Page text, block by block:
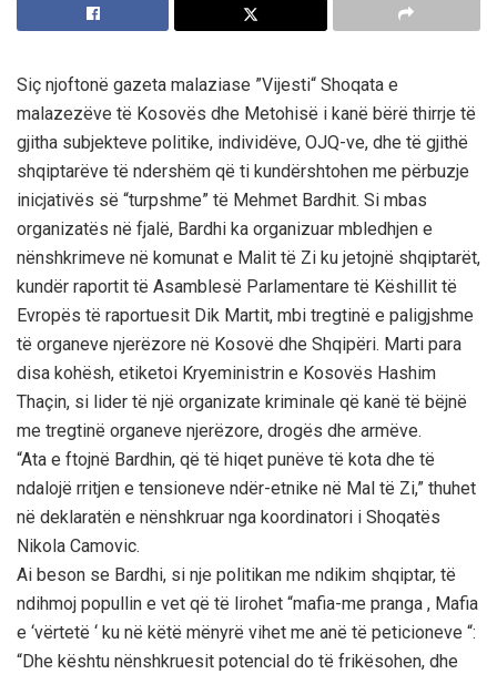
Siç njoftonë gazeta malaziase ”Vijesti“ Shoqata e
malazezëve të Kosovës dhe Metohisë i kanë bërë thirrje të
gjitha subjekteve politike, individëve, OJQ-ve, dhe të gjithë
shqiptarëve të ndershëm që ti kundërshtohen me përbuzje
inicjativës së “turpshme” të Mehmet Bardhit. Si mbas
organizatës në fjalë, Bardhi ka organizuar mbledhjen e
nënshkrimeve në komunat e Malit të Zi ku jetojnë shqiptarët,
kundër raportit të Asamblesë Parlamentare të Këshillit të
Evropës të raportuesit Dik Martit, mbi tregtinë e paligjshme
të organeve njerëzore në Kosovë dhe Shqipëri. Marti para
disa kohësh, etiketoi Kryeministrin e Kosovës Hashim
Thaçin, si lider të një organizate kriminale që kanë të bëjnë
me tregtinë organeve njerëzore, drogës dhe armëve.
“Ata e ftojnë Bardhin, që të hiqet punëve të kota dhe të
ndalojë rritjen e tensioneve ndër-etnike në Mal të Zi,” thuhet
në deklaratën e nënshkruar nga koordinatori i Shoqatës
Nikola Camovic.
Ai beson se Bardhi, si nje politikan me ndikim shqiptar, të
ndihmoj popullin e vet që të lirohet “mafia-me pranga , Mafia
e ‘vërtetë ‘ ku në këtë mënyrë vihet me anë të peticioneve “:
“Dhe kështu nënshkruesit potencial do të frikësohen, dhe